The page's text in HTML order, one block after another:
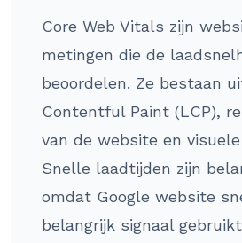
Core Web Vitals zijn
metingen die de
beoordelen. Ze bestaan
Contentful Paint (LCP),
van de website en
Snelle laadtijden zijn
omdat Google website
belangrijk signaal